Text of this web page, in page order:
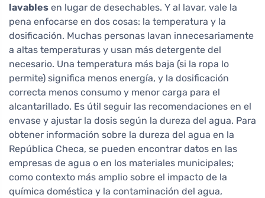
lavables en lugar de desechables. Y al lavar, vale la
pena enfocarse en dos cosas: la temperatura y la
dosificación. Muchas personas lavan innecesariamente
a altas temperaturas y usan más detergente del
necesario. Una temperatura más baja (si la ropa lo
permite) significa menos energía, y la dosificación
correcta menos consumo y menor carga para el
alcantarillado. Es útil seguir las recomendaciones en el
envase y ajustar la dosis según la dureza del agua. Para
obtener información sobre la dureza del agua en la
República Checa, se pueden encontrar datos en las
empresas de agua o en los materiales municipales;
como contexto más amplio sobre el impacto de la
química doméstica y la contaminación del agua,